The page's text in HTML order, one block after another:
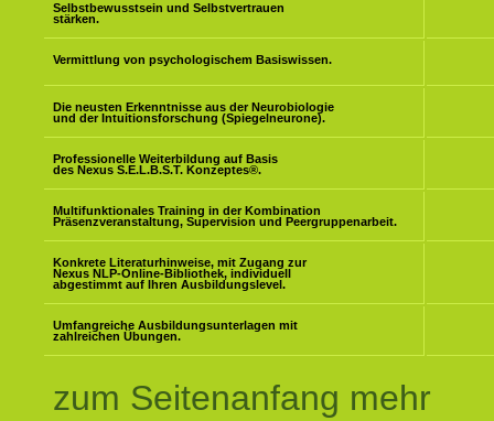
Selbstbewusstsein und Selbstvertrauen
stärken.
Vermittlung von psychologischem Basiswissen.
Die neusten Erkenntnisse aus der Neurobiologie
und der Intuitionsforschung (Spiegelneurone).
Professionelle Weiterbildung auf Basis
des Nexus S.E.L.B.S.T. Konzeptes®.
Multifunktionales Training in der Kombination
Präsenzveranstaltung, Supervision und Peergruppenarbeit.
Konkrete Literaturhinweise, mit Zugang zur
Nexus NLP-Online-Bibliothek, individuell
abgestimmt auf Ihren Ausbildungslevel.
Umfangreiche Ausbildungsunterlagen mit
zahlreichen Übungen.
zum Seitenanfang mehr